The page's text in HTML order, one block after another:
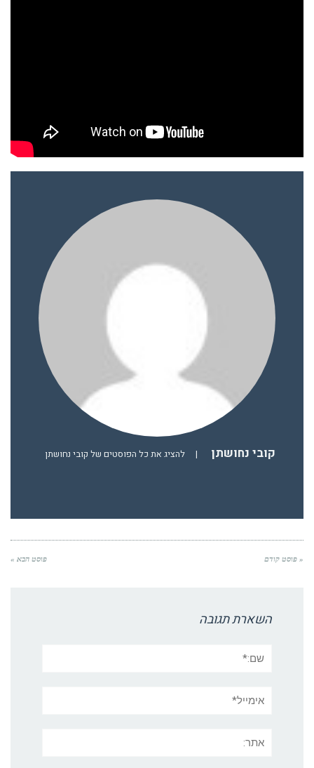
קובי נחושתן | להציג את כל הפוסטים של קובי נחושתן
« פוסט קודם פוסט הבא »
השארת תגובה